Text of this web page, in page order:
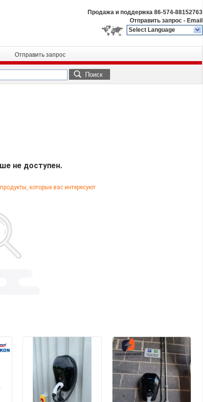
Продажа и поддержка 86-574-88152763
Отправить запрос - Email
Select Language
Отправить запрос
Поиск
не доступен.
которые вас интересуют